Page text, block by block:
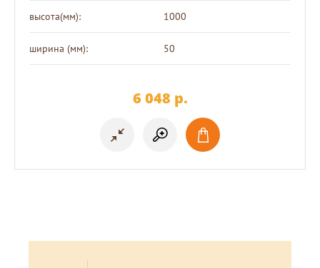
высота(мм): 1000
ширина (мм): 50
6 048 p.